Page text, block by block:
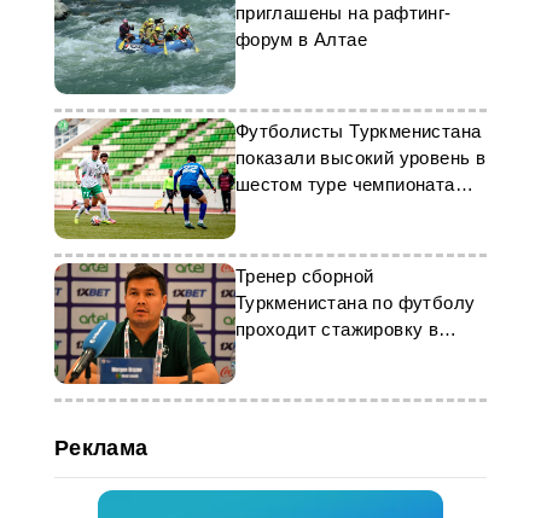
приглашены на рафтинг-
форум в Алтае
Футболисты Туркменистана
показали высокий уровень в
шестом туре чемпионата
страны
Тренер сборной
Туркменистана по футболу
проходит стажировку в
Португалии
Реклама